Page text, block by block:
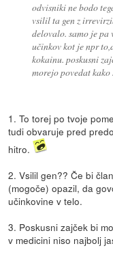
odvisniki ne bodo
vsilil ta gen z
delovalo. samo je
učinkov kot je npr
kokainu. poskusni
morejo povedat kako
1. To torej po tvoje
tudi obvaruje pred
hitro.
2. Vsilil gen?? Če bi
(mogoče) opazil, da
učinkovine v telo.
3. Poskusni zajček bi
v medicini niso najbolj